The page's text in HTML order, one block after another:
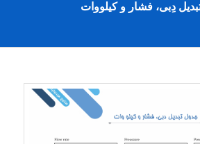
دِبی، فشار و کیلووات